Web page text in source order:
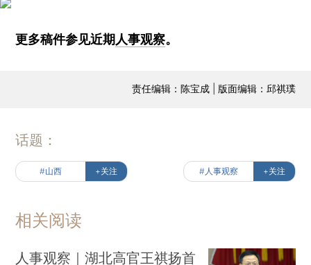
更多稿件参见近期 人事观察。
责任编辑：陈宝成 | 版面编辑：邱祺璞
话题：
#山西 +关注 #人事观察 +关注
相关阅读
人事观察｜湖北高官王祺扬首